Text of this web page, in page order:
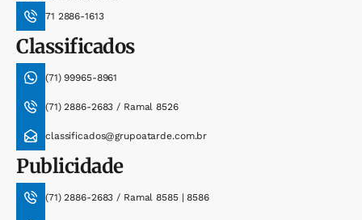
71 2886-1613
Classificados
(71) 99965-8961
(71) 2886-2683 / Ramal 8526
classificados@grupoatarde.com.br
Publicidade
(71) 2886-2683 / Ramal 8585 | 8586